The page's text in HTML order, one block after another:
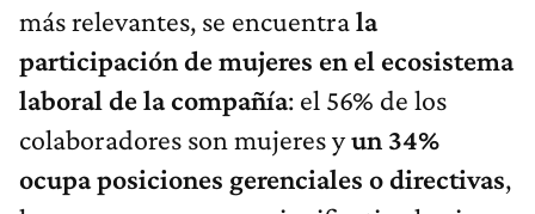
más relevantes, se encuentrala
participación de mujeres en el ecosistema
laboral de la compañía: el 56% de los
colaboradores son mujeres yun 34%
ocupa posiciones gerenciales o directivas,